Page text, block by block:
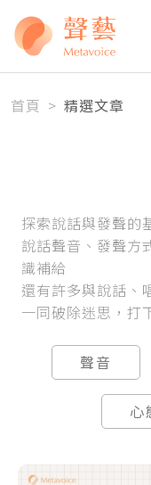
首頁 > 精選文章
探索說話與發聲
說話聲音、發聲方
識補給
還有許多與說話、
一同破除迷思，打
聲音
心